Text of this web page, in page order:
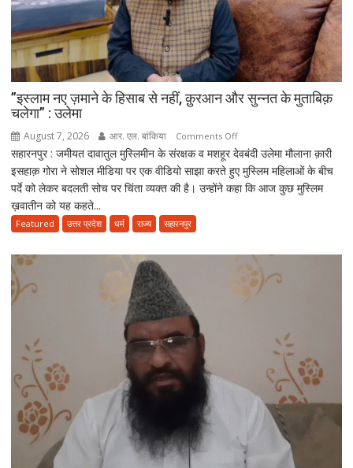
व्यक्तिगत
जिम्मेदारी
”इस्लाम नए ज़माने के हिसाब से नहीं, क़ुरआन और सुन्नत के मुताबिक़
चलेगा” : उलेमा
August 7, 2026 आर. एल. बांकिया Comments Offon
”इस्लाम
नए
ज़माने
नहीं,
क़ुरआन
उलेमा
सहारनपुर : जमीयत दावातुल मुस्लिमीन के संरक्षक व मशहूर देवबंदी उलेमा मौलाना क़ारी
इसहाक़ गोरा ने सोशल मीडिया पर एक वीडियो साझा करते हुए मुस्लिम महिलाओं के बीच
पर्दे को लेकर बदलती सोच पर चिंता व्यक्त की है। उन्होंने कहा कि आज कुछ मुस्लिम
ख़वातीन को यह कहते...
Featured उत्तर प्रदेश धर्म राज्य सहारनपुर